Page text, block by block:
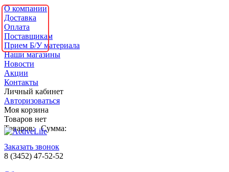
О компании
Доставка
Оплата
Поставщикам
Прием Б/У материала
Наши магазины
Новости
Акции
Контакты
Личный кабинет
Авторизоваться
Моя корзина
Товаров нет
Товаров: Сумма:
Заказать звонок
8 (3452) 47-52-52